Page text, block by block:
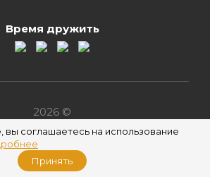
Время дружить
2026 ©
вы соглашаетесь на использование
Принять